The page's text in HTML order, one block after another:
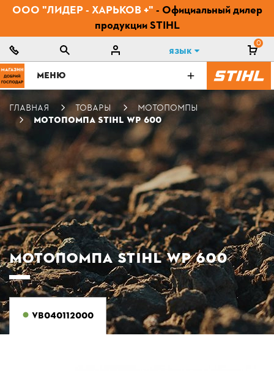
ООО "ЛИДЕР - ХАРЬКОВ +" - Официальный дилер
продукции STIHL
Язык
0
МЕНЮ
ГЛАВНАЯ ТОВАРЫ
МОТОПОМПЫ
МОТОПОМПА STIHL WP 600
МОТОПОМПА STIHL WP 600
VB040112000